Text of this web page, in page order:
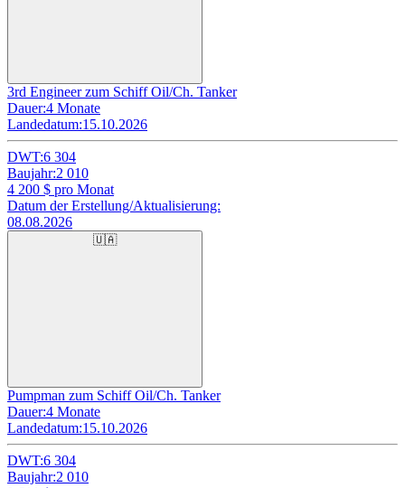
3rd Engineer zum Schiff Oil/Ch. Tanker
Dauer:4 Monate
Landedatum:15.10.2026
DWT:6 304
Baujahr:2 010
4 200 $ pro Monat
Datum der Erstellung/Aktualisierung:
08.08.2026
🇺🇦
Pumpman zum Schiff Oil/Ch. Tanker
Dauer:4 Monate
Landedatum:15.10.2026
DWT:6 304
Baujahr:2 010